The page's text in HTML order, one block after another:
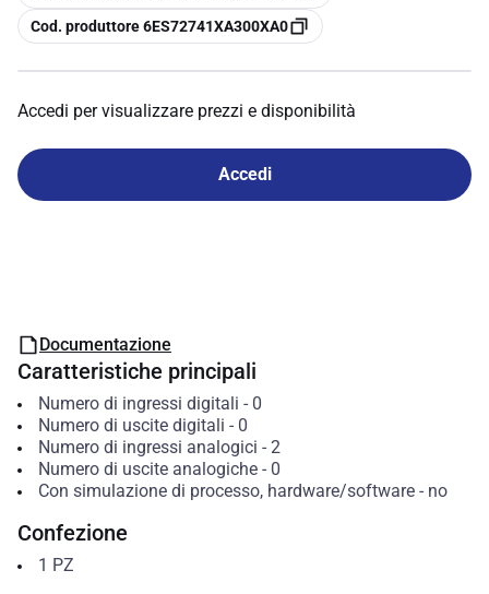
copia
Cod. produttore 6ES72741XA300XA0
Accedi per visualizzare prezzi e disponibilità
Accedi
Documentazione
Caratteristiche principali
Numero di ingressi digitali - 0
Numero di uscite digitali - 0
Numero di ingressi analogici - 2
Numero di uscite analogiche- 0
Con simulazione di processo, hardware/software- no
Confezione
1 PZ